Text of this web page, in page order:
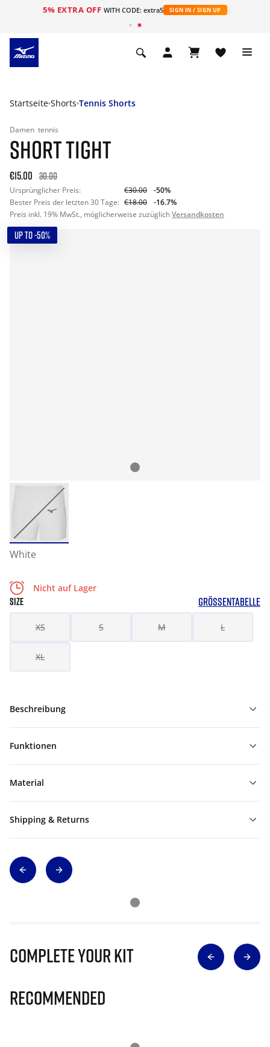
5% EXTRA OFF WITH CODE: extra5 SIGN IN / SIGN UP
Startseite Shorts Tennis Shorts
Damen tennis
SHORT TIGHT
€15.00 30.00
Ursprünglicher Preis: €30.00
-50%
Bester Preis der letzten 30 Tage: €18.00
-16.7%
Preis inkl. 19% MwSt., möglicherweise zuzüglichVersandkosten
UP TO -50%
White
Nicht auf Lager
SIZE GRÖSSENTABELLE
XS S M L
XL
Beschreibung
Funktionen
Material
Shipping & Returns
Complete Your Kit
Recommended